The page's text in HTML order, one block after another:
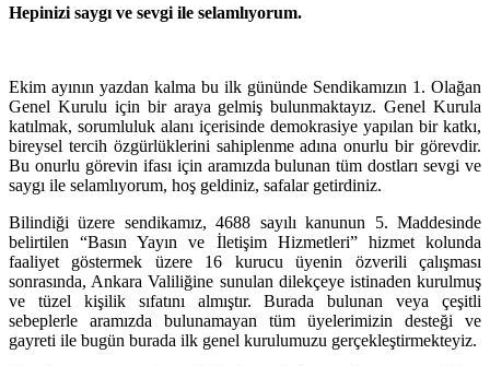
Hepinizi saygı ve sevgi ile selamlıyorum.
Ekim ayının yazdan kalma bu ilk gününde Sendikamızın 1. Olağan
Genel Kurulu için bir araya gelmiş bulunmaktayız. Genel Kurula
katılmak, sorumluluk alanı içerisinde demokrasiye yapılan bir katkı,
bireysel tercih özgürlüklerini sahiplenme adına onurlu bir görevdir.
Bu onurlu görevin ifası için aramızda bulunan tüm dostları sevgi ve
saygı ile selamlıyorum, hoş geldiniz, safalar getirdiniz.
Bilindiği üzere sendikamız, 4688 sayılı kanunun 5. Maddesinde
belirtilen “Basın Yayın ve İletişim Hizmetleri” hizmet kolunda
faaliyet göstermek üzere 16 kurucu üyenin özverili çalışması
sonrasında, Ankara Valiliğine sunulan dilekçeye istinaden kurulmuş
ve tüzel kişilik sıfatını almıştır. Burada bulunan veya çeşitli
sebeplerle aramızda bulunamayan tüm üyelerimizin desteği ve
gayreti ile bugün burada ilk genel kurulumuzu gerçekleştirmekteyiz.